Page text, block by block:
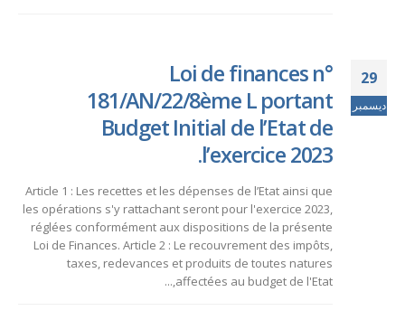
29
ديسمبر
Loi de finances n°
181/AN/22/8ème L portant
Budget Initial de l’Etat de
l’exercice 2023.
Article 1 : Les recettes et les dépenses de l’Etat ainsi que
les opérations s'y rattachant seront pour l'exercice 2023,
réglées conformément aux dispositions de la présente
Loi de Finances. Article 2 : Le recouvrement des impôts,
taxes, redevances et produits de toutes natures
affectées au budget de l'Etat,...